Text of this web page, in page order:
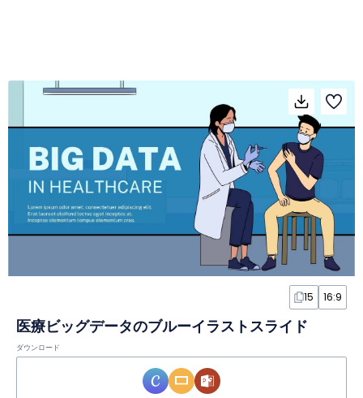
15 16:9
医療ビッグデータのブルーイラストスライド
ダウンロード